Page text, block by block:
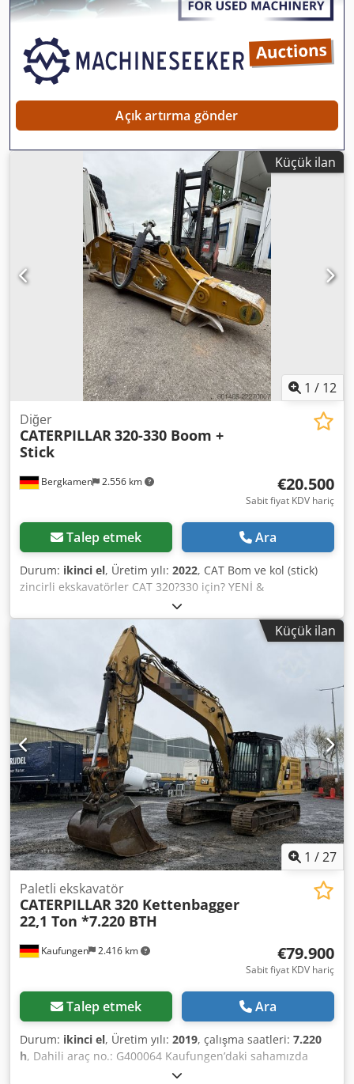
Açık artırma gönder
Küçük ilan
1 / 12
Bergkamen 2.556 km
Diğer
CATERPILLAR320-330 Boom +
Stick
€20.500
Sabit fiyat KDV hariç
Talep etmek Ara
Durum: ikinci el, Üretim yılı: 2022, CAT Bom ve kol (stick)
zincirli ekskavatörler CAT 320?330 için? YENİ &
kullanılmamış Satılık, CAT 320 ile CAT 330 serisi zincirli
ekskavatörlere uygun orijinal CAT bom bulunmaktadır.
Bom fabrikadan yeni çıkmış ve hiç kullanılmamıştır.
Hidrolik hatları ve kaldırma silindiri dahil olmak üzere
komple olarak satılmakta ve hemen kullanıma hazırdır.
Detaylar:* Orijinal CAT bom Dsdoziyb Djpfx Ag Rowa * CAT
320?330 modellerine uygun (versiyona bağlı olarak) * Yeni,
kullanılmamış * Kaldırma silindiri dahil * Hidrolik hatlar
takılı * Hemen teslim Bir ekskavatörün yedek parçası,
yeniden yapılandırılması veya onarımı için idealdir.
Küçük ilan
1 /27
Kaufungen 2.416 km
Paletli ekskavatör
CATERPILLAR 320 Kettenbagger
22,1 Ton *7.220 BTH
€79.900
Sabit fiyat KDV hariç
Talep etmek Ara
Durum: ikinci el, Üretim yılı: 2019, çalışma saatleri: 7.220
h, Dahili araç no.: G400064 Kaufungen’daki sahamızda
hemen teslim edilebilir Djdpsyvmz Tefx Ag Rswa Daha